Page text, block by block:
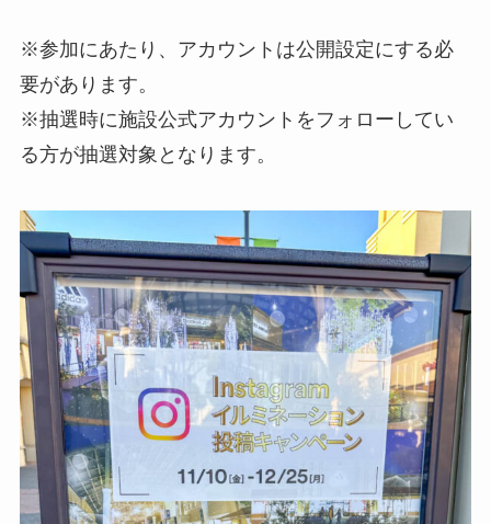
※参加にあたり、アカウントは公開設定にする必
要があります。
※抽選時に施設公式アカウントをフォローしてい
る方が抽選対象となります。